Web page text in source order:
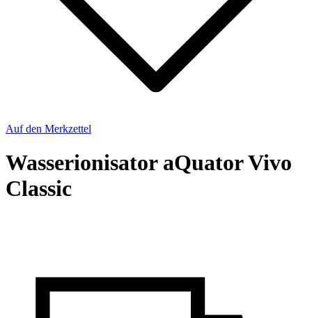
Auf den Merkzettel
Wasserionisator aQuator Vivo
Classic